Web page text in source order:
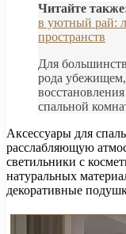
Читайте
в уютный рай:
пространств
Для
рода
спальной
Аксессуары для
расслабляющую
светильники с
натуральных
декоративные